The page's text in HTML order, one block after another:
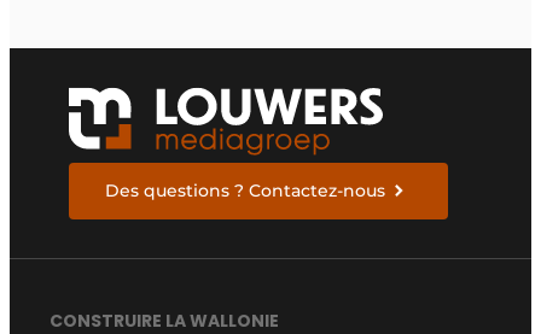
Des questions ? Contactez-nous
CONSTRUIRE LA WALLONIE